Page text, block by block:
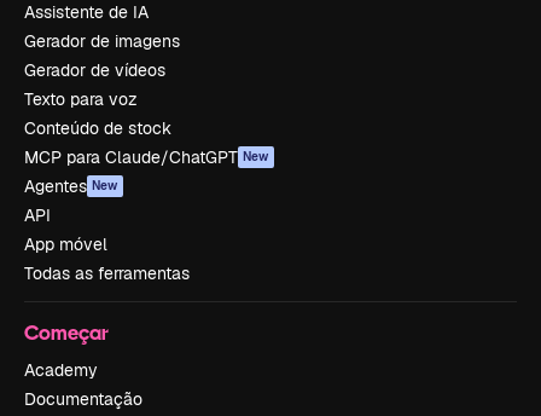
Assistente de IA
Gerador de imagens
Gerador de vídeos
Texto para voz
Conteúdo de stock
MCP para Claude/ChatGPT New
Agentes New
API
App móvel
Todas as ferramentas
Começar
Academy
Documentação